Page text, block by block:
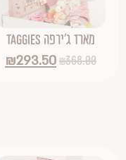
₪368.00
₪293.50
מארז ג'ירפה TAGGIES